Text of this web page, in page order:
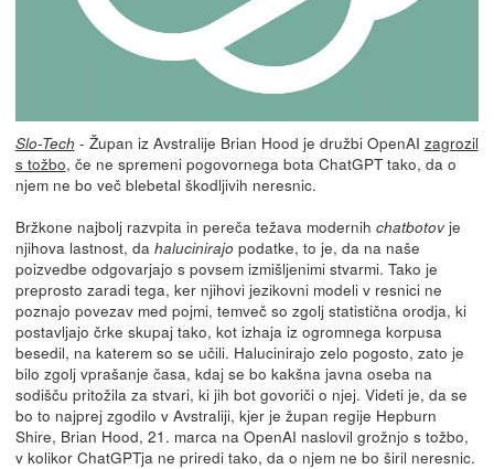
Slo-Tech - Župan iz Avstralije Brian Hood je družbi OpenAI zagrozil
s tožbo, če ne spremeni pogovornega bota ChatGPT tako, da o
njem ne bo več blebetal škodljivih neresnic.
Bržkone najbolj razvpita in pereča težava modernih chatbotovje
njihova lastnost, da halucinirajo podatke, to je, da na naše
poizvedbe odgovarjajo s povsem izmišljenimi stvarmi. Tako je
preprosto zaradi tega, ker njihovi jezikovni modeli v resnici ne
poznajo povezav med pojmi, temveč so zgolj statistična orodja, ki
postavljajo črke skupaj tako, kot izhaja iz ogromnega korpusa
besedil, na katerem so se učili. Halucinirajo zelo pogosto, zato je
bilo zgolj vprašanje časa, kdaj se bo kakšna javna oseba na
sodišču pritožila za stvari, ki jih bot govoriči o njej. Videti je, da se
bo to najprej zgodilo v Avstraliji, kjer je župan regije Hepburn
Shire, Brian Hood, 21. marca na OpenAI naslovil grožnjo s tožbo,
v kolikor ChatGPTja ne priredi tako, da o njem ne bo širil neresnic.